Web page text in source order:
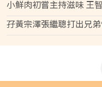
小鮮肉初嘗主持滋味 王
孖黃宗澤張繼聰打出兄